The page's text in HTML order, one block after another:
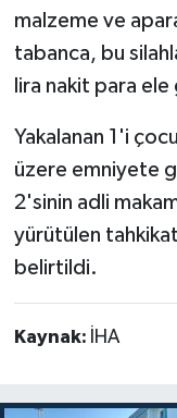
malzeme ve
tabanca, bu
lira nakit para
Yakalanan 1'i
üzere emniyete
2'sinin adli
yürütülen
belirtildi.
Kaynak: İHA